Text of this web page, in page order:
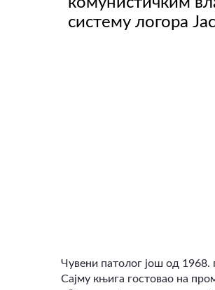
систему логора
Чувени патолог још од
Сајму књига гостовао на